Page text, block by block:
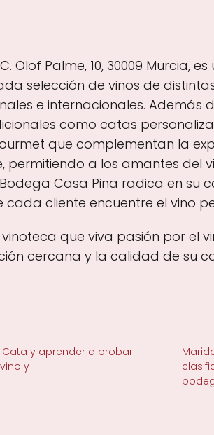
Olof Palme, 10, 30009 Murcia,
selección de vinos de
e internacionales. Además
como catas
que complementan la
permitiendo a los amantes del
Casa Pina radica en
cliente encuentre el vino
que viva pasión por el
cercana y la calidad de su
Cata y aprender a probar
y